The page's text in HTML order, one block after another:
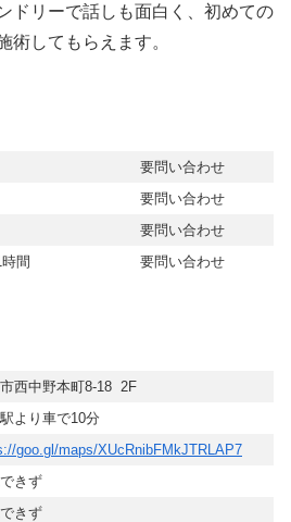
ドリーで話しも面白く、初めての
術してもらえます。
要問い合わせ
要問い合わせ
要問い合わせ
間
要問い合わせ
西中野本町8-18 2F
より車で10分
goo.gl/maps/XUcRnibFMkJTRLAP7
きず
きず